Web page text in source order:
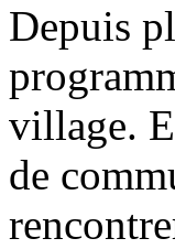
Depuis
village.
de